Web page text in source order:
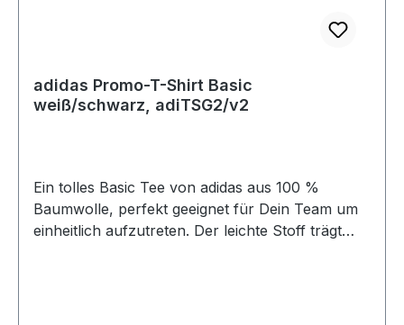
adidas Promo-T-Shirt Basic
weiß/schwarz, adiTSG2/v2
Ein tolles Basic Tee von adidas aus 100 %
Baumwolle, perfekt geeignet für Dein Team um
einheitlich aufzutreten. Der leichte Stoff trägt